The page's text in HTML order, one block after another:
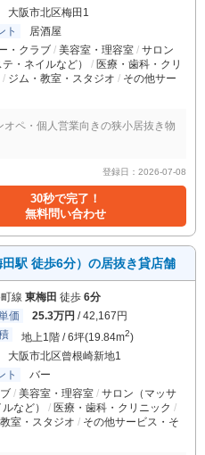
大阪市北区梅田1
ト
居酒屋
・クラブ 美容室・理容室
サロン
・ネイルなど）
医療・歯科・クリ
ジム・教室・スタジオ
その他サー
ペ・個人営業向きの狭小居抜き物
登録日：2026-07-08
30秒で完了！
無料問い合わせ
駅 徒歩6分）の居抜き貸店舗
線 東梅田 徒歩 6分
価
25.3万円 / 42,167円
地上1階 / 6坪(19.84m2)
大阪市北区曾根崎新地1
ト
バー
美容室・理容室
サロン（マッサ
など）
医療・歯科・クリニック
室・スタジオ
その他サービス・そ